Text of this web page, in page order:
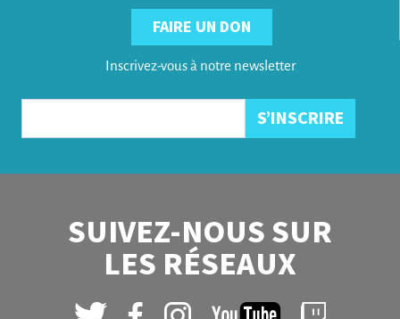
FAIRE UN DON
Inscrivez-vous à notre newsletter
SUIVEZ-NOUS SUR
LES RÉSEAUX